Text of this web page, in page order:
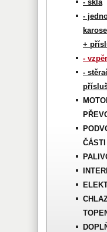
- skla
-
+
-
-
ČÁSTI